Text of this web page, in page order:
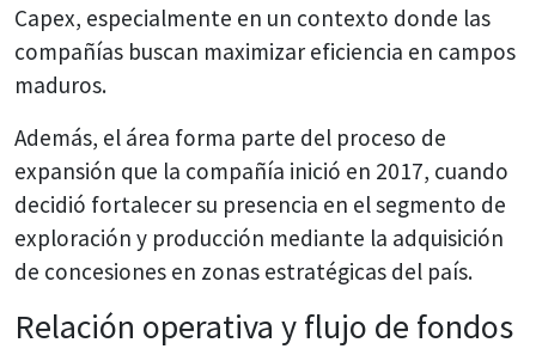
Capex, especialmente en un contexto donde las
compañías buscan maximizar eficiencia en campos
maduros.
Además, el área forma parte del proceso de
expansión que la compañía inició en 2017, cuando
decidió fortalecer su presencia en el segmento de
exploración y producción mediante la adquisición
de concesiones en zonas estratégicas del país.
Relación operativa y flujo de fondos